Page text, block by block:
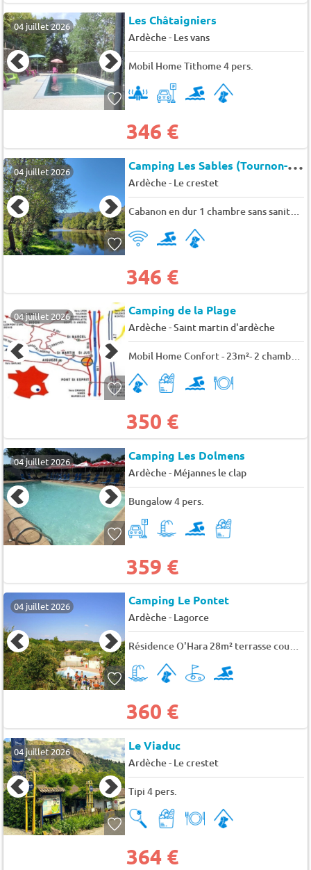
04 juillet 2026 Les Châtaigniers
Ardèche- Les vans
Mobil Home Tithome 4 pers.
346 €
04 juillet 2026 C
amping Les Sables (Tournon-sur-Rhône à 12 km)
Ardèche- Le crestet
346 €
04 juillet 2026 Camping de la Plage
Ardèche-Saint martin d'ardèche
Mobil Home Confort - 23m²- 2 chambres 4 pers.
350 €
04 juillet 2026 Camping Les Dolmens
Ardèche- Méjannes le clap
Bungalow 4 pers.
359 €
04 juillet 2026 Camping Le Pontet
Ardèche- Lagorce
Résidence O'Hara 28m² terrasse couverte (2 chambres) 4 pers.
360 €
04 juillet 2026 Le Viaduc
Ardèche- Le crestet
Tipi 4 pers.
364 €